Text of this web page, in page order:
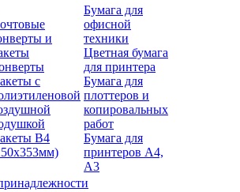
и
с
В4
Бумага для
офисной
техники
Цветная бумага
для принтера
Бумага для
плоттеров и
копировальных
работ
Бумага для
принтеров А4,
А3